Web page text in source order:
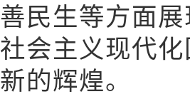
善民生等方面
社会主义现代
新的辉煌。